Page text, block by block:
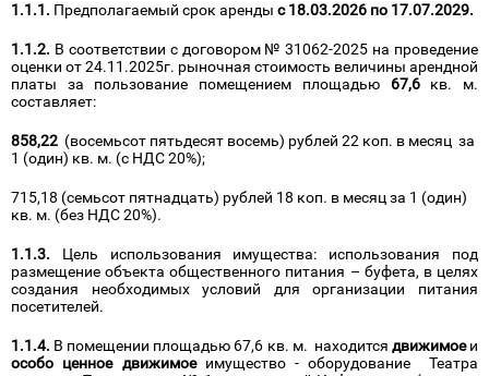
1.1.1. Предполагаемый срок аренды с 18.03.2026 по 17.07.2029.
1.1.2. В соответствии с договором № 31062-2025 на проведение
оценки от 24.11.2025г. рыночная стоимость величины арендной
платы за пользование помещением площадью 67,6кв. м.
составляет:
858,22 (восемьсот пятьдесят восемь) рублей 22 коп. в месяц за
1 (один) кв. м. (с НДС 20%);
715,18 (семьсот пятнадцать) рублей 18 коп. в месяц за 1 (один)
кв. м. (без НДС 20%).
1.1.3. Цель использования имущества: использования под
размещение объекта общественного питания – буфета, в целях
создания необходимых условий для организации питания
посетителей.
1.1.4. В помещении площадью 67,6 кв. м. находится движимоеи
особо ценное движимоеимущество - оборудование Театра